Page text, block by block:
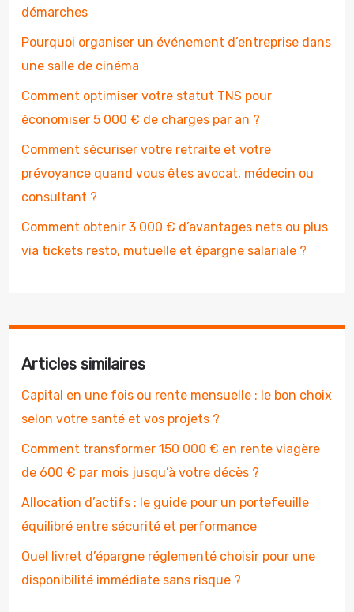
démarches
Pourquoi organiser un événement d’entreprise dans
une salle de cinéma
Comment optimiser votre statut TNS pour
économiser 5 000 € de charges par an ?
Comment sécuriser votre retraite et votre
prévoyance quand vous êtes avocat, médecin ou
consultant ?
Comment obtenir 3 000 € d’avantages nets ou plus
via tickets resto, mutuelle et épargne salariale ?
Articles similaires
Capital en une fois ou rente mensuelle : le bon choix
selon votre santé et vos projets ?
Comment transformer 150 000 € en rente viagère
de 600 € par mois jusqu’à votre décès ?
Allocation d’actifs : le guide pour un portefeuille
équilibré entre sécurité et performance
Quel livret d’épargne réglementé choisir pour une
disponibilité immédiate sans risque ?